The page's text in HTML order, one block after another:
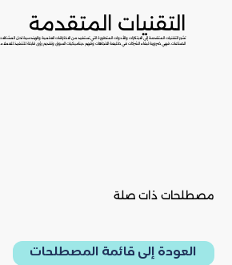
التقنيات المتقدمة
تشير التقنيات المتقدمة إلى الابتكارات والأدوات المتطورة التي تستفيد من الاختراقات العلمية والهندسية لحل
الصناعات، فهي ضرورية لبقاء الشركات في طليعة الاتجاهات وفهم ديناميكيات السوق وتقديم رؤى قابلة للتنفيذ للعملاء.
مصطلحات ذات صلة
العودة إلى قائمة المصطلحات